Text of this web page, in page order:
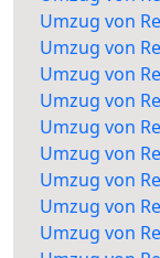
Umzug von
Umzug von
Umzug von
Umzug von
Umzug von
Umzug von
Umzug von
Umzug von
Umzug von